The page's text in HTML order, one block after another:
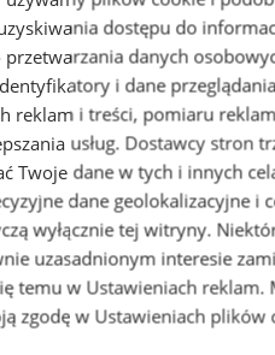
dostępu do
danych
i dane
reklam i treści, pomiaru
usług. Dostawcy stron
Twoje dane w tych i innych
dane geolokalizacyjne i
wyłącznie tej witryny.
uzasadnionym interesie
temu w Ustawieniach reklam.
zgodę w Ustawieniach plików